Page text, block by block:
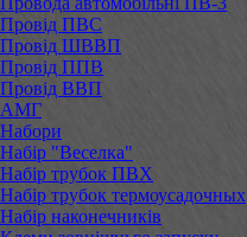
Провід ПВС
Провід ШВВП
Провід ППВ
Провід ВВП
АМГ
Набори
Набір "Веселка"
Набір трубок ПВХ
Набір трубок термоусадочных
Набір наконечників